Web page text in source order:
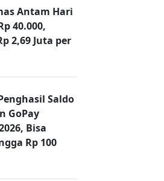
Antam Hari
40.000,
2,69 Juta per
Saldo
GoPay
Bisa
Rp 100